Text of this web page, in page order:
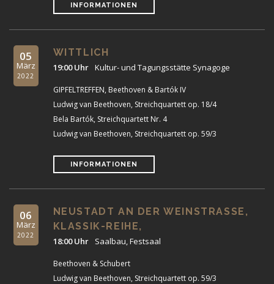
INFORMATIONEN
05
März
2022
WITTLICH
19:00 Uhr Kultur- und Tagungsstätte Synagoge
GIPFELTREFFEN, Beethoven & Bartók IV
Ludwig van Beethoven, Streichquartett op. 18/4
Bela Bartók, Streichquartett Nr. 4
Ludwig van Beethoven, Streichquartett op. 59/3
INFORMATIONEN
06
März
2022
NEUSTADT AN DER WEINSTRASSE, K
LASSIK-REIHE,
18:00 Uhr Saalbau, Festsaal
Beethoven & Schubert
Ludwig van Beethoven, Streichquartett op. 59/3